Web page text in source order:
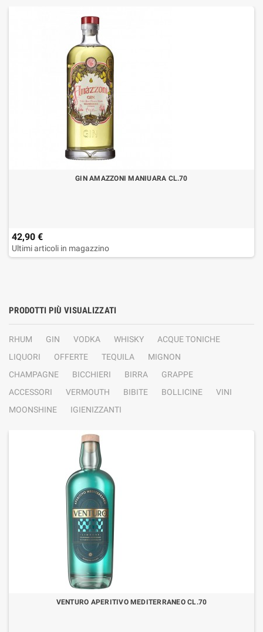
GIN AMAZZONI MANIUARA CL.70
42,90 €
Ultimi articoli in magazzino
PRODOTTI PIÙ VISUALIZZATI
RHUM GIN VODKA WHISKY
ACQUE TONICHE
LIQUORI
OFFERTE TEQUILA
MIGNON
CHAMPAGNE
BICCHIERI BIRRA
GRAPPE
ACCESSORI
VERMOUTH BIBITE BOLLICINE
VINI
MOONSHINE
IGIENIZZANTI
VENTURO APERITIVO MEDITERRANEO CL.70